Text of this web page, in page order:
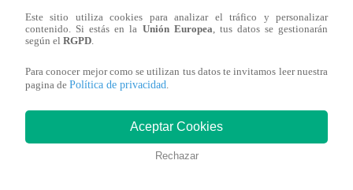
La Voz Senior – Miércoles 19 de Octubre
del 2022 – Programa completo
También te puede
Este sitio utiliza cookies para analizar el tráfico y personalizar
contenido. Si estás en la Unión Europea, tus datos se gestionarán
según el RGPD.
Para conocer mejor como se utilizan tus datos te invitamos leer nuestra
pagina de Política de privacidad.
Aceptar Cookies
Rechazar